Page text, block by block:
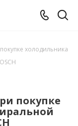
холодильника
покупке